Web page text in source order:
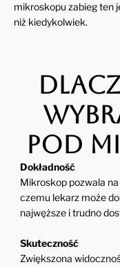
mikroskopu zabieg ten
niż kiedykolwiek.
pod
Dokładność
Mikroskop pozwala
czemu lekarz może
najwęższe i trudno
Skuteczność
Zwiększona